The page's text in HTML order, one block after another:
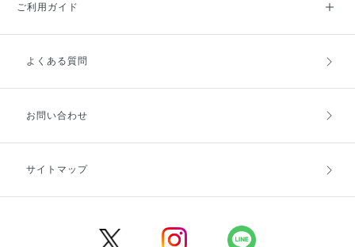
ご利用ガイド
ご利用ガイドトップ
お支払方法
キャンセル・返品・交換
よくある質問
お問い合わせ
サイトマップ